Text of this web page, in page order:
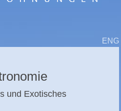
ENG
und Exotisches